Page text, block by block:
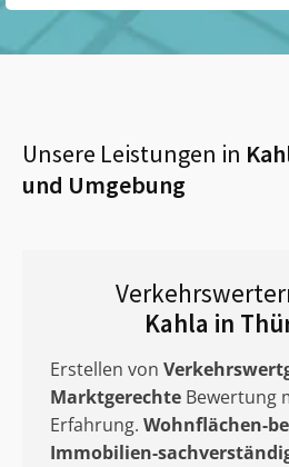
Unsere Leistungen in
und Umgebung
Kahla in
Erstellen von
Marktgerechte Bewertung
Erfahrung. Wohnflächen-
Immobilien-